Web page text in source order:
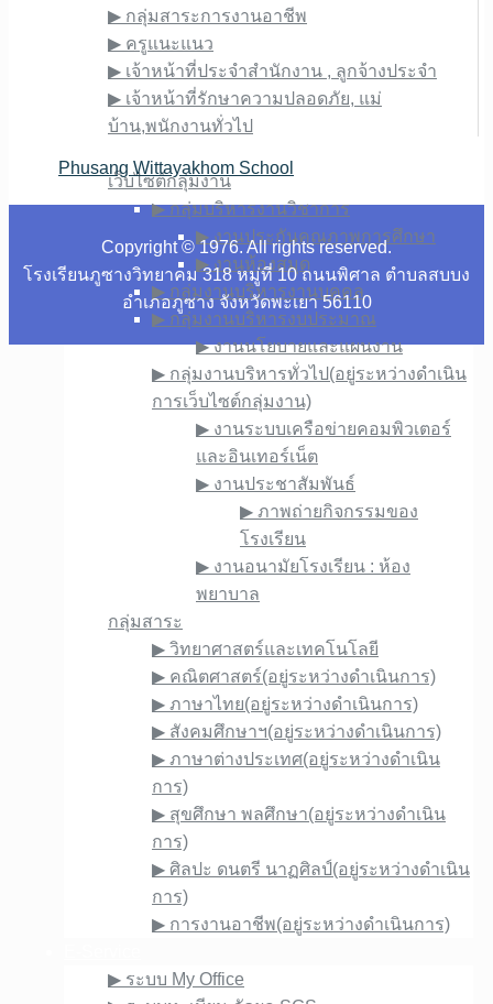
▶︎ กลุ่มสาระการงานอาชีพ
▶︎ ครูแนะแนว
▶︎ เจ้าหน้าที่ประจำสำนักงาน , ลูกจ้างประจำ
▶︎ เจ้าหน้าที่รักษาความปลอดภัย, แม่
บ้าน,พนักงานทั่วไป
เว็บไซต์กลุ่มงาน
▶︎ กลุ่มบริหารงานวิชาการ
▶︎ งานประกันคุณภาพการศึกษา
▶︎ งานห้องสมุด
▶︎ กลุ่มงานบริหารงานบุคคล
▶︎ กลุ่มงานบริหารงบประมาณ
▶︎ งานนโยบายและแผนงาน
▶︎ กลุ่มงานบริหารทั่วไป(อยู่ระหว่างดำเนิน
การเว็บไซต์กลุ่มงาน)
▶︎ งานระบบเครือข่ายคอมพิวเตอร์
และอินเทอร์เน็ต
▶︎ งานประชาสัมพันธ์
▶︎ ภาพถ่ายกิจกรรมของ
โรงเรียน
▶︎ งานอนามัยโรงเรียน : ห้อง
พยาบาล
กลุ่มสาระ
▶︎ วิทยาศาสตร์และเทคโนโลยี
▶︎ คณิตศาสตร์(อยู่ระหว่างดำเนินการ)
▶︎ ภาษาไทย(อยู่ระหว่างดำเนินการ)
▶︎ สังคมศึกษาฯ(อยู่ระหว่างดำเนินการ)
▶︎ ภาษาต่างประเทศ(อยู่ระหว่างดำเนิน
การ)
▶︎ สุขศึกษา พลศึกษา(อยู่ระหว่างดำเนิน
การ)
▶︎ ศิลปะ ดนตรี นาฏศิลป์(อยู่ระหว่างดำเนิน
การ)
▶︎ การงานอาชีพ(อยู่ระหว่างดำเนินการ)
▶︎ ระบบ My Office
Phusang​ Wittayakhom​ School
Copyright © 1976. All rights reserved.
โรงเรียนภูซางวิทยาคม 318 หมู่ที่ 10 ถนนพิศาล ตำบลสบบง
อำเภอภูซาง จังหวัดพะเยา 56110